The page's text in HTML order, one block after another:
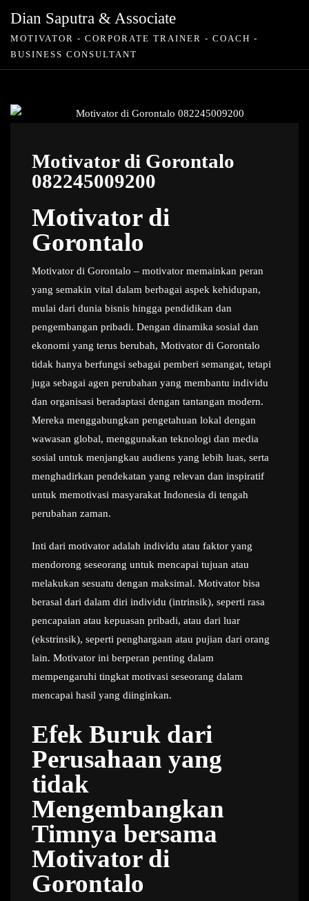
Dian Saputra & Associate
MOTIVATOR - CORPORATE TRAINER - COACH -
BUSINESS CONSULTANT
Motivator di Gorontalo
082245009200
Motivator di
Gorontalo
Motivator di Gorontalo – motivator memainkan peran
yang semakin vital dalam berbagai aspek kehidupan,
mulai dari dunia bisnis hingga pendidikan dan
pengembangan pribadi. Dengan dinamika sosial dan
ekonomi yang terus berubah, Motivator di Gorontalo
tidak hanya berfungsi sebagai pemberi semangat, tetapi
juga sebagai agen perubahan yang membantu individu
dan organisasi beradaptasi dengan tantangan modern.
Mereka menggabungkan pengetahuan lokal dengan
wawasan global, menggunakan teknologi dan media
sosial untuk menjangkau audiens yang lebih luas, serta
menghadirkan pendekatan yang relevan dan inspiratif
untuk memotivasi masyarakat Indonesia di tengah
perubahan zaman.
Inti dari motivator adalah individu atau faktor yang
mendorong seseorang untuk mencapai tujuan atau
melakukan sesuatu dengan maksimal. Motivator bisa
berasal dari dalam diri individu (intrinsik), seperti rasa
pencapaian atau kepuasan pribadi, atau dari luar
(ekstrinsik), seperti penghargaan atau pujian dari orang
lain. Motivator ini berperan penting dalam
mempengaruhi tingkat motivasi seseorang dalam
mencapai hasil yang diinginkan.
Efek Buruk dari
Perusahaan yang
tidak
Mengembangkan
Timnya bersama
Motivator di
Gorontalo